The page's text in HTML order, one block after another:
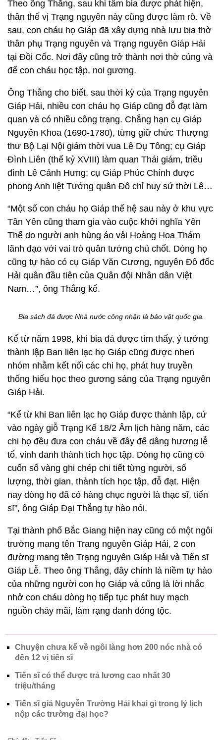
Theo ông Thắng, sau khi tấm bia được phát hiện,
thân thế vị Trạng nguyên này cũng được làm rõ. Về
sau, con cháu họ Giáp đã xây dựng nhà lưu bia thờ
thân phụ Trạng nguyên và Trạng nguyên Giáp Hải
tại Đồi Cốc. Nơi đây cũng trở thành nơi thờ cúng và
để con cháu học tập, noi gương.
Ông Thắng cho biết, sau thời kỳ của Trạng nguyên
Giáp Hải, nhiều con cháu họ Giáp cũng đỗ đạt làm
quan và có nhiều công trạng. Chẳng hạn cụ Giáp
Nguyên Khoa (1690-1780), từng giữ chức Thượng
thư Bộ Lại Nội giám thời vua Lê Dụ Tông; cụ Giáp
Đình Liên (thế kỷ XVIII) làm quan Thái giám, triều
đình Lê Cảnh Hưng; cụ Giáp Phúc Chính được
phong Anh liệt Tướng quân Đô chỉ huy sứ thời Lê…
“Một số con cháu họ Giáp thế hệ sau này ở khu vực
Tân Yên cũng tham gia vào cuộc khởi nghĩa Yên
Thế do người anh hùng áo vải Hoàng Hoa Thám
lãnh đạo với vai trò quân tướng chủ chốt. Dòng họ
cũng tự hào có cụ Giáp Văn Cương, nguyên Đô đốc
Hải quân đầu tiên của Quân đội Nhân dân Việt
Nam…”, ông Thắng kể.
Bia sách đá được Nhà nước công nhận là bảo vật quốc gia.
Kể từ năm 1998, khi bia đá được tìm thấy, ý tưởng
thành lập Ban liên lạc họ Giáp cũng được nhen
nhóm nhằm kết nối các chi họ, phát huy truyền
Giáp Hải.
“Kể từ khi Ban liên lạc họ Giáp được thành lập, cứ
vào ngày giỗ Trạng Kế 18/2 Âm lịch hàng năm, các
chi họ đều đưa con cháu về đây để dâng hương lễ
tổ, vinh danh thành tích học tập. Dòng họ cũng có
cuốn sổ vàng ghi chép chi tiết từng người, số
nay dòng họ đã có hàng chục người là thạc sĩ, tiến
sĩ”, ông Giáp Đại Thắng tự hào nói.
trường mang tên Trang nguyên Giáp Hải, 2 con
Giáp Lễ. Theo ông Thắng, đây chính là niềm tự hào
nhở con cháu dòng họ tiếp tục phát huy mạch